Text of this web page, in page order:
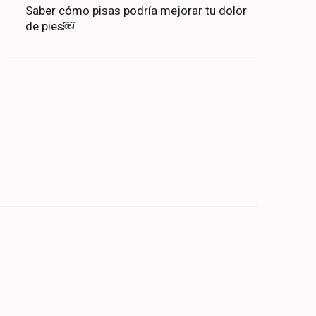
Saber cómo pisas podría mejorar tu dolor
de pies￼